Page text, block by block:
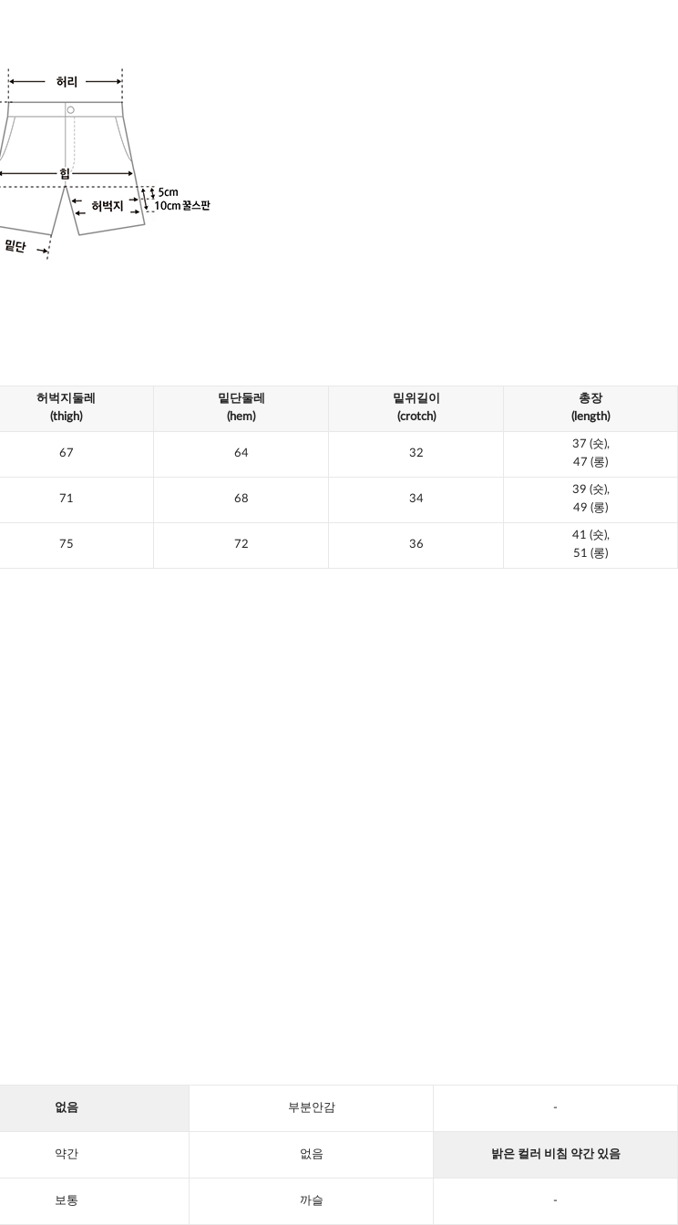
허벅지둘레
(thigh)
밑단둘레
(hem)
밑위길이
(crotch)
총장
(length)
67 64 32
37 (숏),
47 (롱)
71 68 34
39 (숏),
49 (롱)
75 72 36
41 (숏),
51 (롱)
없음 부분안감 -
약간 없음 밝은 컬러 비침 약간 있음
보통 까슬 -